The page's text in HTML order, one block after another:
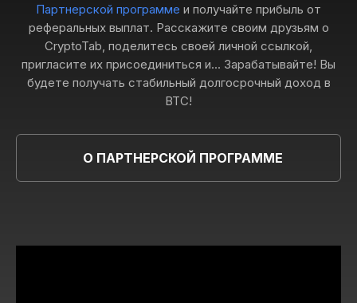
Партнерской программе и получайте прибыль от
реферальных выплат. Расскажите своим друзьям о
CryptoTab, поделитесь своей личной ссылкой,
пригласите их присоединиться и... Зарабатывайте! Вы
будете получать стабильный долгосрочный доход в
BTC!
О ПАРТНЕРСКОЙ ПРОГРАММЕ